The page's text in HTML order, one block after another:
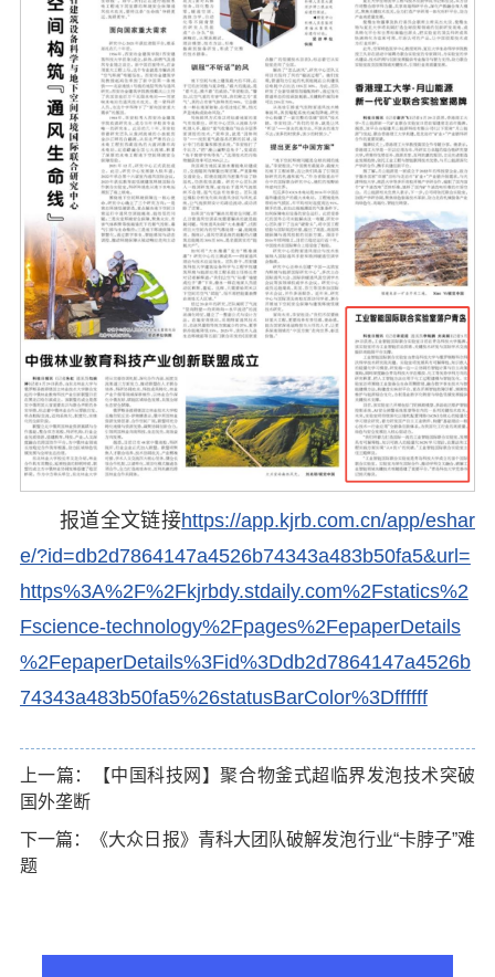
报道全文链接https://app.kjrb.com.cn/app/eshar
e/?id=db2d7864147a4526b74343a483b50fa5&url=
https%3A%2F%2Fkjrbdy.stdaily.com%2Fstatics%2
Fscience-technology%2Fpages%2FepaperDetails
%2FepaperDetails%3Fid%3Ddb2d7864147a4526b
74343a483b50fa5%26statusBarColor%3Dffffff
上一篇：【中国科技网】聚合物釜式超临界发泡技术突破
国外垄断
下一篇：《大众日报》青科大团队破解发泡行业“卡脖子”难
题